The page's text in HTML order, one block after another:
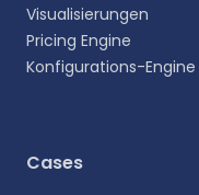
Wählen Sie
Visualisierungen
Pricing Engine
Konfigurations-Engine
Cases